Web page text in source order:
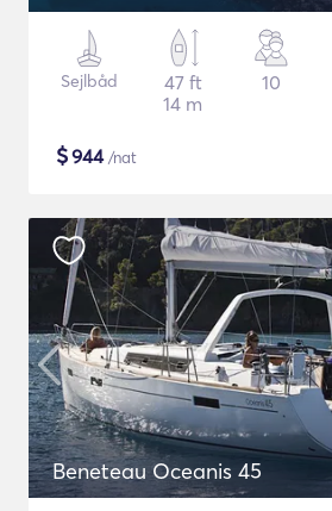
Sejlbåd
47 ft
14 m
10
$944/nat
Beneteau Oceanis 45